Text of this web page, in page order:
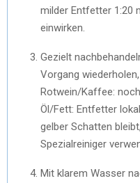
milder Entfetter 1:20
einwirken.
Gezielt
Vorgang
Rotwein/Kaffee:
Öl/Fett: Entfetter
gelber Schatten
Spezialreiniger
Mit klarem Wasser